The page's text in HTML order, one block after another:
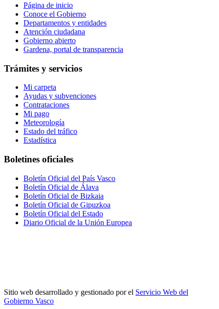
Página de inicio
Conoce el Gobierno
Departamentos y entidades
Atención ciudadana
Gobierno abierto
Gardena, portal de transparencia
Trámites y servicios
Mi carpeta
Ayudas y subvenciones
Contrataciones
Mi pago
Meteorología
Estado del tráfico
Estadística
Boletines oficiales
Boletín Oficial del País Vasco
Boletín Oficial de Álava
Boletín Oficial de Bizkaia
Boletín Oficial de Gipuzkoa
Boletín Oficial del Estado
Diario Oficial de la Unión Europea
Sitio web desarrollado y gestionado por el Servicio Web del
Gobierno Vasco